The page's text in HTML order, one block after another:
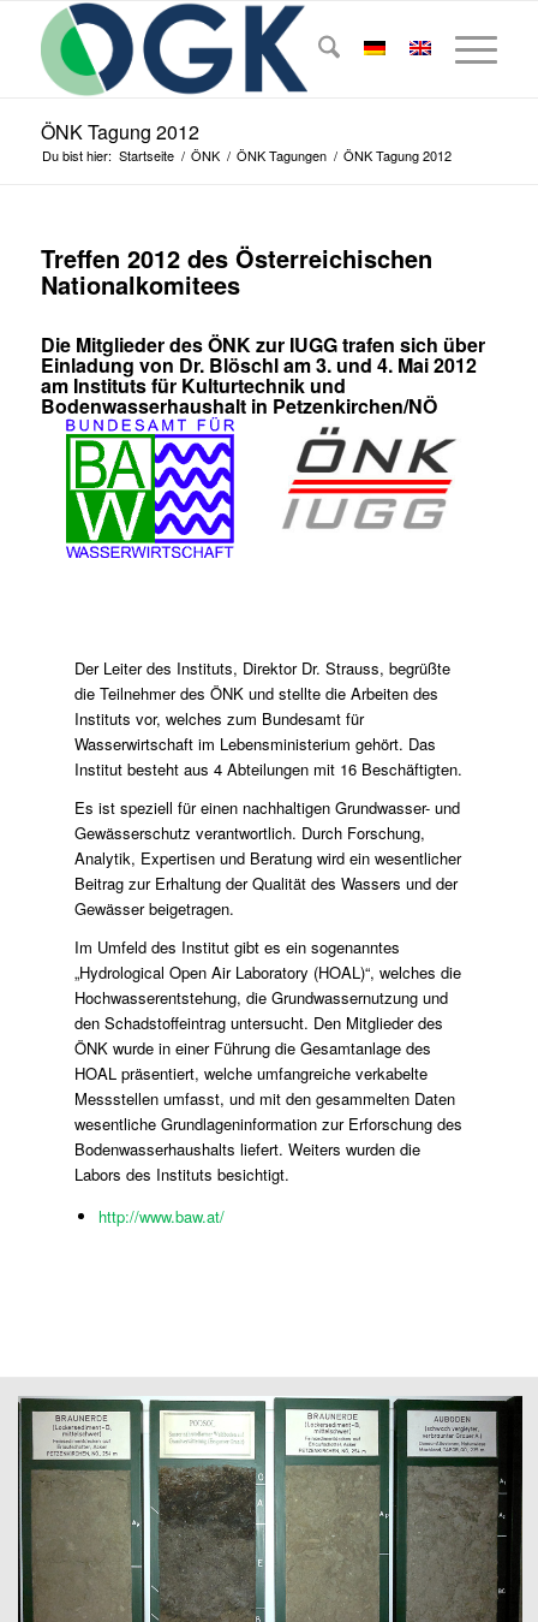
ÖNK Tagung 2012
Du bist hier: Startseite / ÖNK / ÖNK Tagungen / ÖNK Tagung 2012
Treffen 2012 des Österreichischen
Nationalkomitees
Die Mitglieder des ÖNK zur IUGG trafen sich über
Einladung von Dr. Blöschl am 3. und 4. Mai 2012
am Instituts für Kulturtechnik und
Bodenwasserhaushalt in Petzenkirchen/NÖ
Der Leiter des Instituts, Direktor Dr. Strauss, begrüßte
die Teilnehmer des ÖNK und stellte die Arbeiten des
Instituts vor, welches zum Bundesamt für
Wasserwirtschaft im Lebensministerium gehört. Das
Institut besteht aus 4 Abteilungen mit 16 Beschäftigten.
Es ist speziell für einen nachhaltigen Grundwasser- und
Gewässerschutz verantwortlich. Durch Forschung,
Analytik, Expertisen und Beratung wird ein wesentlicher
Beitrag zur Erhaltung der Qualität des Wassers und der
Gewässer beigetragen.
Im Umfeld des Institut gibt es ein sogenanntes
„Hydrological Open Air Laboratory (HOAL)“, welches die
Hochwasserentstehung, die Grundwassernutzung und
den Schadstoffeintrag untersucht. Den Mitglieder des
ÖNK wurde in einer Führung die Gesamtanlage des
HOAL präsentiert, welche umfangreiche verkabelte
Messstellen umfasst, und mit den gesammelten Daten
wesentliche Grundlageninformation zur Erforschung des
Bodenwasserhaushalts liefert. Weiters wurden die
Labors des Instituts besichtigt.
http://www.baw.at/